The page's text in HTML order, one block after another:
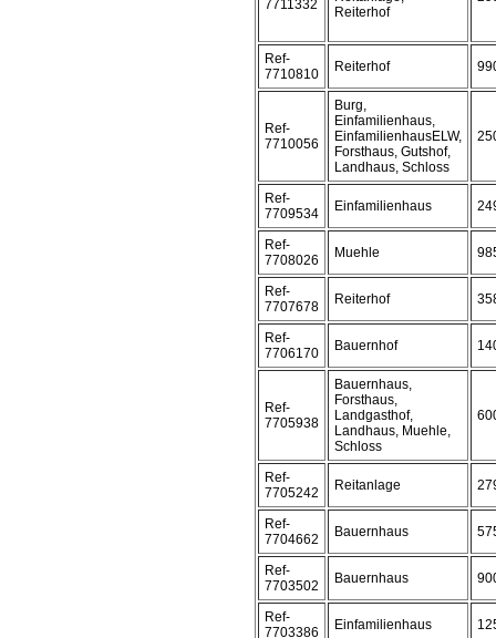
7711332
Reiterhof
Ref-
7710810
Reiterhof
Ref-
7710056
Burg,
Einfamilienhaus,
EinfamilienhausELW,
Forsthaus, Gutshof,
Landhaus, Schloss
Ref-
7709534
Einfamilienhaus
Ref-
7708026
Muehle
Ref-
7707678
Reiterhof
Ref-
7706170
Bauernhof
Ref-
7705938
Bauernhaus,
Forsthaus,
Landgasthof,
Landhaus, Muehle,
Schloss
Ref-
7705242
Reitanlage
Ref-
7704662
Bauernhaus
Ref-
7703502
Bauernhaus
Ref-
7703386
Einfamilienhaus